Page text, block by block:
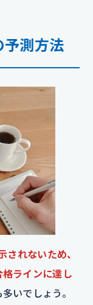
予測方法
されないため、
格ラインに達し
多いでしょう。